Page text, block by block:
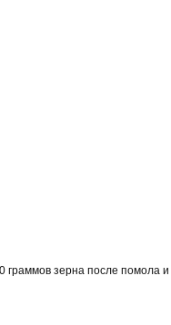
граммов зерна после помола